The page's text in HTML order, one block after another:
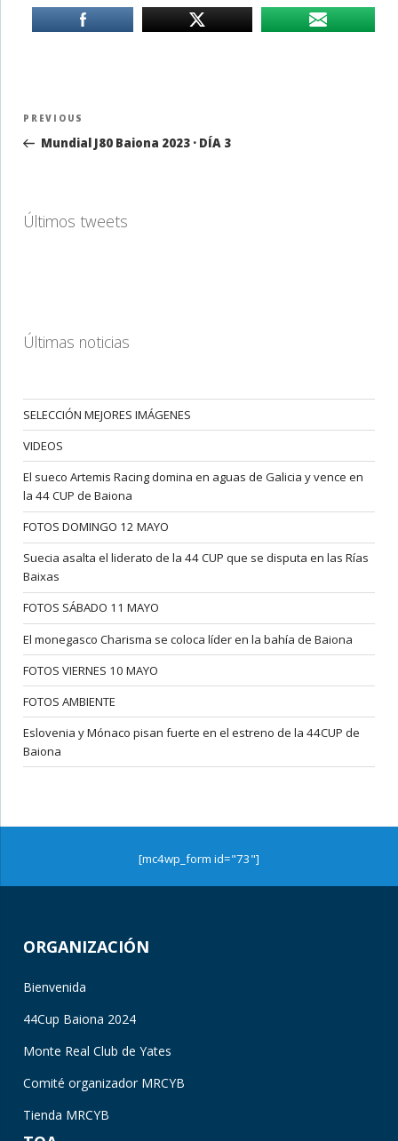
Navegación
entradas
Previous
Post
PREVIOUS
Mundial J80 Baiona 2023 · DÍA 3
Últimos tweets
Últimas noticias
SELECCIÓN MEJORES IMÁGENES
VIDEOS
El sueco Artemis Racing domina en aguas de Galicia y vence en
la 44 CUP de Baiona
FOTOS DOMINGO 12 MAYO
Suecia asalta el liderato de la 44 CUP que se disputa en las Rías
Baixas
FOTOS SÁBADO 11 MAYO
El monegasco Charisma se coloca líder en la bahía de Baiona
FOTOS VIERNES 10 MAYO
FOTOS AMBIENTE
Eslovenia y Mónaco pisan fuerte en el estreno de la 44CUP de
Baiona
[mc4wp_form id="73"]
ORGANIZACIÓN
Bienvenida
44Cup Baiona 2024
Monte Real Club de Yates
Comité organizador MRCYB
Tienda MRCYB